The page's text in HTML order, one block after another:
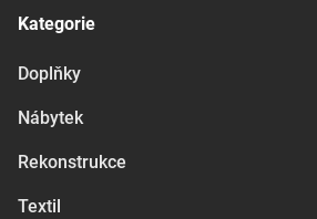
Kategorie
Doplňky
Nábytek
Rekonstrukce
Textil